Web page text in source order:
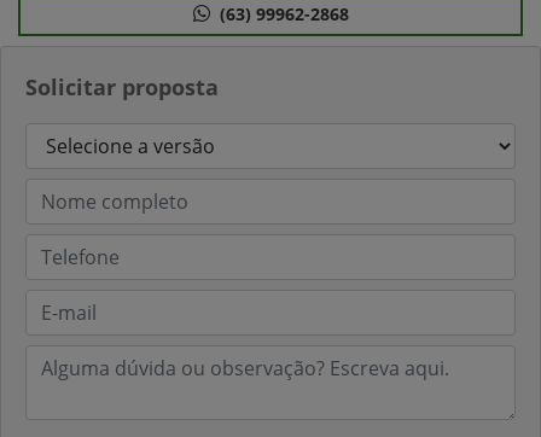
Solicitar proposta
(63) 99962-2868